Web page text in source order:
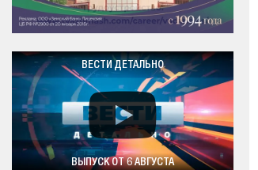
ВЕСТИ ДЕТАЛЬНО
ВЫПУСК ОТ 6 АВГУСТА